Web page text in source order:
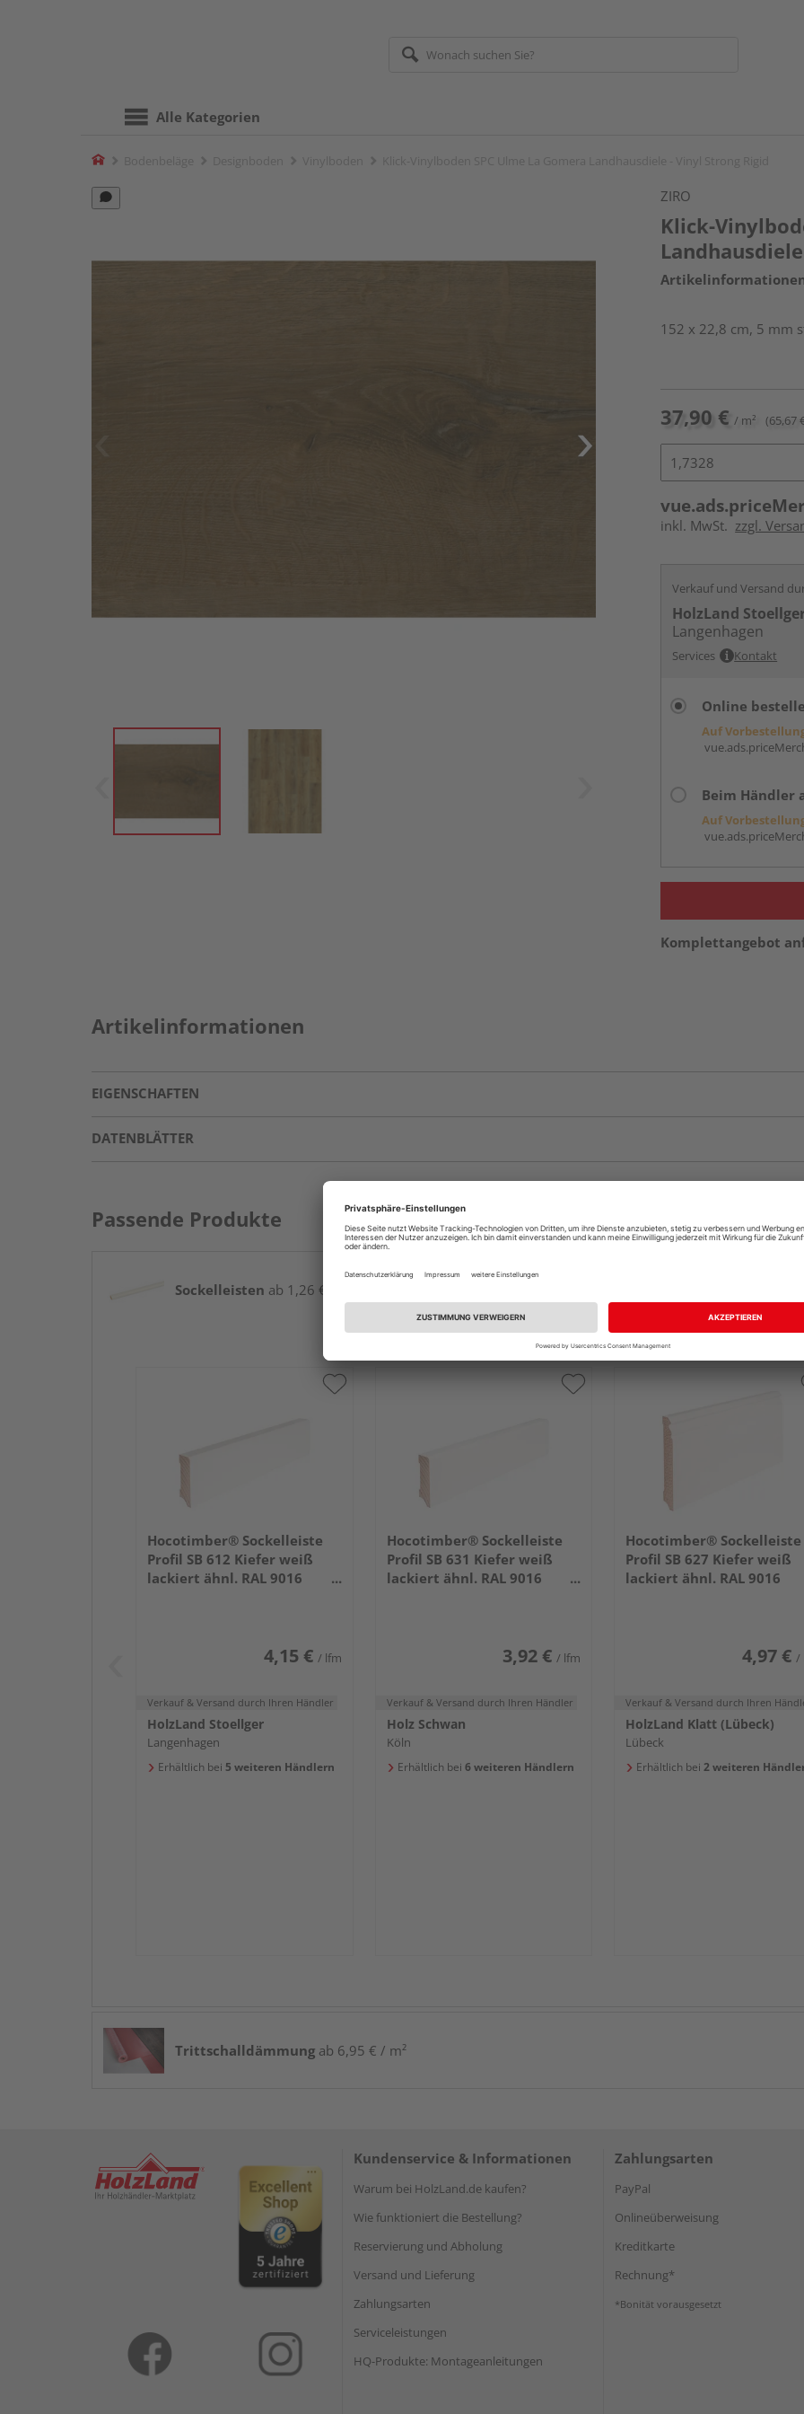
Alle Kategorien
Home
ZIRO
Klick-
152 x 22,8 cm, 5 mm
37,90 € / m² (65,67
inkl. MwSt. zzgl.
Verkauf und Versand
HolzLand
Langenhagen
Services Kontakt
Online
Auf
Beim Händler
Auf
Komplettangebot
Artikelinformationen
EIGENSCHAFTEN
DATENBLÄTTER
Passende Produkte
Sockelleisten ab 1,26 € / lfm
Hocotimber® Sockelleiste
Profil SB 612 Kiefer weiß
lackiert ähnl. RAL 9016
4,15 € / lfm
Verkauf & Versand durch Ihren Händler
HolzLand Stoellger
Langenhagen
Erhältlich bei 5 weiteren Händlern
Hocotimber® Sockelleiste
Profil SB 631 Kiefer weiß
lackiert ähnl. RAL 9016
3,92 € / lfm
Verkauf & Versand durch Ihren Händler
Holz Schwan
Köln
Erhältlich bei 6 weiteren Händlern
Hocotimber® Sockelleiste
Profil SB 627 Kiefer weiß
lackiert ähnl. RAL 9016
4,97 € /
Verkauf & Versand durch Ihren
HolzLand Klatt (Lübeck)
Lübeck
Erhältlich bei 2 weiteren
Trittschalldämmung ab 6,95 € / m²
Kundenservice & Informationen
Warum bei HolzLand.de kaufen?
Wie funktioniert die Bestellung?
Reservierung und Abholung
Versand und Lieferung
Zahlungsarten
Serviceleistungen
HQ-Produkte: Montageanleitungen
Zahlungsarten
PayPal
Onlineüberweisung
Kreditkarte
Rechnung*
*Bonität vorausgesetzt